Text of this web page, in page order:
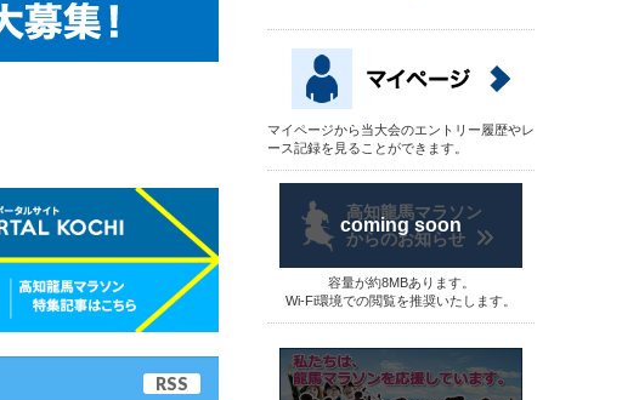
RSS
マイページから当大会のエントリー履歴やレ
ース記録を見ることができます。
高知龍馬マラソン
からのお知らせ
容量が約8MBあります。
Wi-Fi環境での閲覧を推奨いたします。